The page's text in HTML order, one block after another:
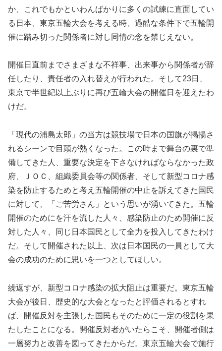
か、これでもかといわんばかりに多くの試練に直面してい
る日本、東京五輪大会を考える時、過酷な条件下で五輪開
催に踏み切った関係者に対し同情の念を禁じえない。
開催日直前までさまざまな不祥事、出来事から関係者が辞
任したり、責任者の入れ替えが行われた。そして23日、
東京で半世紀以上ぶりに再び五輪大会の開催日を迎えたわ
けだ。
「現代の浦島太郎」の当方は競技場で日本の国旗が掲揚さ
れるシーンで目頭が熱くなった。この時まで舞台の裏で準
備してきた人、重要な決定を下さなければならなかった政
府、ＪＯＣ、組織委員会等の関係者、そして新型コロナ感
染を防止するためと考え五輪開催の中止を訴えてきた国民
に対して、「ご苦労さん」という思いが湧いてきた。五輪
開催のためにを汗を流した人々、感染防止のため開催に反
対した人々、同じ日本国民として全力を投入してきたわけ
だ。そして開催された以上、次は日本国民の一員として大
会の成功のために思いを一つとしてほしい。
繰返すが、新型コロナ感染の拡大阻止は重要だ。東京五輪
大会が後日、歴史的な大会となったと評価されるとすれ
ば、開催反対を主張した国民もそのために一定の役割を果
たしたことになる。開催反対者がいたらこそ、開催者側は
一層努力と改善を図ってきたからだ。東京五輪大会で施行